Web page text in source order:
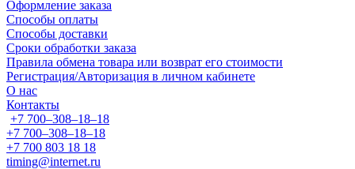
Оформление заказа
Способы оплаты
Способы доставки
Сроки обработки заказа
Правила обмена товара или возврат его стоимости
Регистрация/Авторизация в личном кабинете
О нас
Контакты
+7 700‒308‒18‒18
+7 700‒308‒18‒18
+7 700 803 18 18
timing@internet.ru